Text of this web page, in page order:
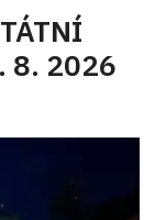
8. 2026